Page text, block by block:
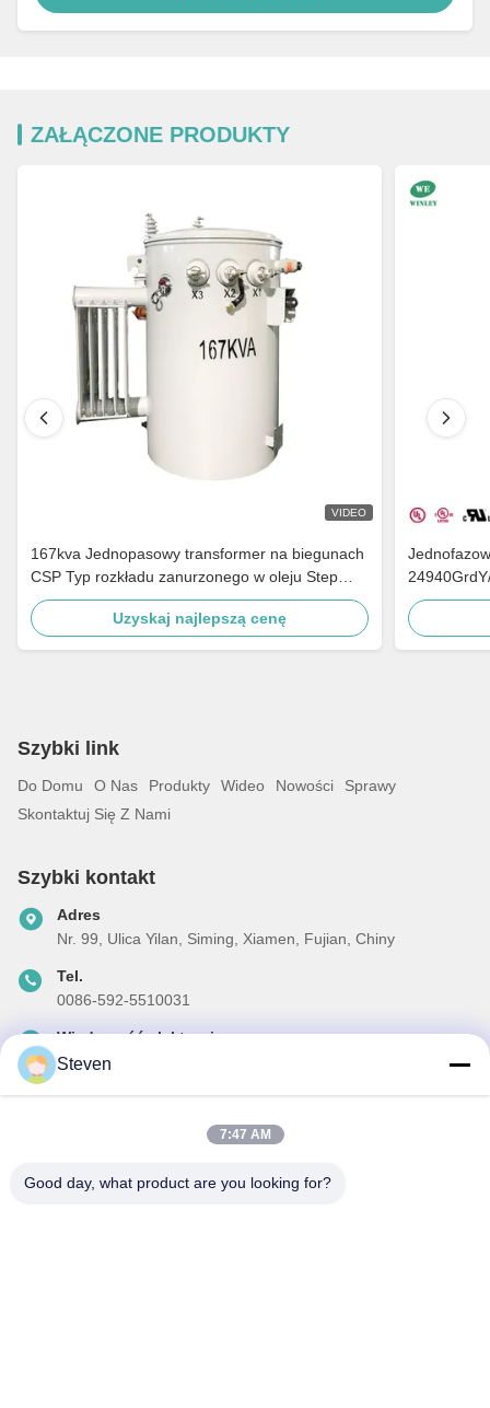
ZAŁĄCZONE PRODUKTY
VIDEO
167kva Jednopasowy transformer na biegunach
CSP Typ rozkładu zanurzonego w oleju Step
Down 4160v Do 480v
Uzyskaj najlepszą cenę
wiejskiej
Szybki link
Do Domu O Nas Produkty Wideo Nowości
Sprawy
Skontaktuj Się Z Nami
Szybki kontakt
Adres
Nr. 99, Ulica Yilan, Siming, Xiamen, Fujian, Chiny
Tel.
0086-592-5510031
Wiadomość elektroniczna
steven@winley-electric.com
Zapisz się do naszego biuletynu z rabatami i innymi informacjami.
Steven
7:47 AM
Good day, what product are you looking for?